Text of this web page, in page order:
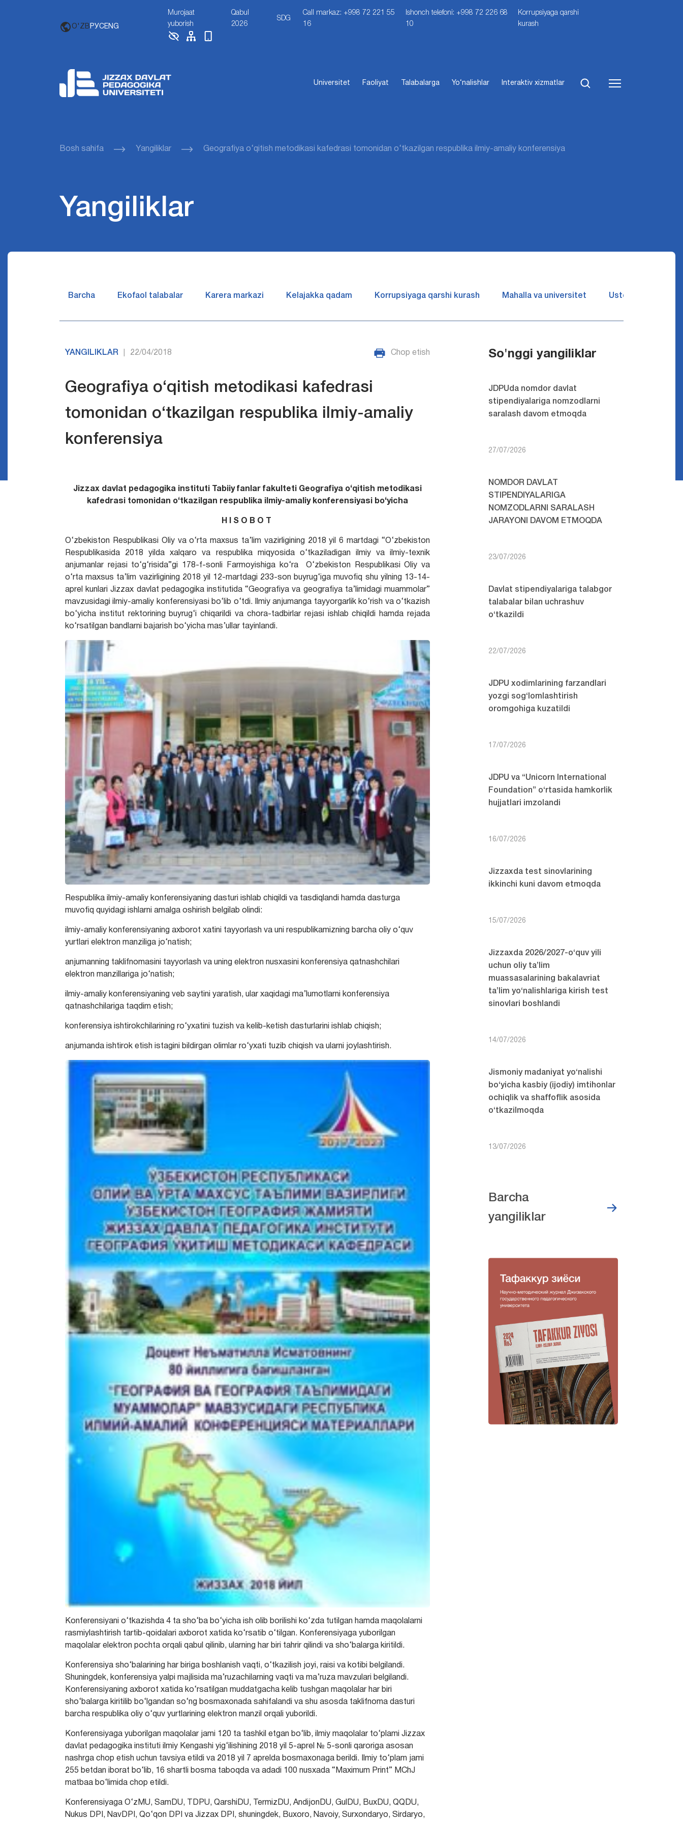
O'ZB РУСENG
Murojaat
yuborish
Qabul
2026
SDG
Call markaz: +998 72 221 55
16
Ishonch telefoni: +998 72 226 68
10
Korrupsiyaga qarshi
kurash
Universitet Faoliyat Talabalarga Yo‘nalishlar Interaktiv xizmatlar
Bosh sahifa Yangiliklar Geografiya o‘qitish metodikasi kafedrasi tomonidan o‘tkazilgan respublika ilmiy-amaliy konferensiya
Yangiliklar
Barcha Ekofaol talabalar Karera markazi Kelajakka qadam Korrupsiyaga qarshi kurash Mahalla va universitet Ustozlar suhbatin
YANGILIKLAR 22/04/2018 Chop etish
Geografiya o‘qitish metodikasi kafedrasi
tomonidan o‘tkazilgan respublika ilmiy-amaliy
konferensiya
Jizzax davlat pedagogika instituti Tabiiy fanlar fakulteti Geografiya o‘qitish metodikasi
kafedrasi tomonidan o‘tkazilgan respublika ilmiy-amaliy konferensiyasi bo‘yicha
H I S O B O T
O‘zbekiston Respublikasi Oliy va o‘rta maxsus ta’lim vazirligining 2018 yil 6 martdagi “O‘zbekiston
Respublikasida 2018 yilda xalqaro va respublika miqyosida o‘tkaziladigan ilmiy va ilmiy-texnik
anjumanlar rejasi to‘g‘risida”gi 178-f-sonli Farmoyishiga ko‘ra O‘zbekiston Respublikasi Oliy va
o‘rta maxsus ta’lim vazirligining 2018 yil 12-martdagi 233-son buyrug‘iga muvofiq shu yilning 13-14-
aprel kunlari Jizzax davlat pedagogika institutida “Geografiya va geografiya ta’limidagi muammolar”
mavzusidagi
ilmiy-amaliy konferensiyasi bo‘lib o‘tdi. Ilmiy anjumanga tayyorgarlik ko‘rish va o‘tkazish
bo‘yicha institut rektorining buyrug‘i chiqarildi va chora-tadbirlar rejasi ishlab chiqildi hamda rejada
ko‘rsatilgan bandlarni bajarish bo‘yicha mas’ullar tayinlandi.
Respublika ilmiy-amaliy konferensiyaning dasturi ishlab chiqildi va tasdiqlandi hamda dasturga
muvofiq quyidagi ishlarni amalga oshirish belgilab olindi:
ilmiy-amaliy konferensiyaning axborot xatini tayyorlash va uni respublikamizning barcha oliy o‘quv
yurtlari elektron manziliga jo‘natish;
anjumanning taklifnomasini tayyorlash va uning elektron nusxasini konferensiya qatnashchilari
elektron manzillariga jo‘natish;
ilmiy-amaliy konferensiyaning veb saytini yaratish, ular xaqidagi ma’lumotlarni konferensiya
qatnashchilariga taqdim etish;
konferensiya ishtirokchilarining ro‘yxatini tuzish va kelib-ketish dasturlarini ishlab chiqish;
anjumanda ishtirok etish istagini bildirgan olimlar ro‘yxati tuzib chiqish va ularni joylashtirish.
Konferensiyani o‘tkazishda 4 ta sho‘ba bo‘yicha ish olib borilishi ko‘zda tutilgan hamda maqolalarni
rasmiylashtirish tartib-qoidalari axborot xatida ko‘rsatib o‘tilgan. Konferensiyaga yuborilgan
maqolalar elektron pochta orqali qabul qilinib, ularning har biri tahrir qilindi va sho‘balarga kiritildi.
Konferensiya sho‘balarining har biriga boshlanish vaqti, o‘tkazilish joyi, raisi va kotibi belgilandi.
Shuningdek, konferensiya yalpi majlisida ma’ruzachilarning vaqti va ma’ruza mavzulari belgilandi.
Konferensiyaning axborot xatida ko‘rsatilgan muddatgacha kelib tushgan maqolalar har biri
sho‘balarga kiritilib bo‘lgandan so‘ng bosmaxonada sahifalandi va shu asosda taklifnoma dasturi
barcha respublika oliy o‘quv yurtlarining elektron manzil orqali yuborildi.
Konferensiyaga yuborilgan maqolalar jami 120 ta tashkil etgan bo‘lib, ilmiy maqolalar to‘plami Jizzax
davlat pedagogika instituti ilmiy Kengashi yig‘ilishining 2018 yil 5-aprel № 5-sonli qaroriga asosan
nashrga chop etish uchun tavsiya etildi va 2018 yil 7 aprelda bosmaxonaga berildi. Ilmiy to‘plam jami
255 betdan iborat bo‘lib, 16 shartli bosma taboqda va adadi 100 nusxada “Maximum Print” MChJ
matbaa bo‘limida chop etildi.
Konferensiyaga O‘zMU, SamDU, TDPU, QarshiDU, TermizDU, AndijonDU, GulDU, BuxDU, QQDU,
Nukus DPI, NavDPI, Qo‘qon DPI va Jizzax DPI, shuningdek, Buxoro, Navoiy, Surxondaryo, Sirdaryo,
So'nggi yangiliklar
JDPUda nomdor davlat
stipendiyalariga nomzodlarni
saralash davom etmoqda
27/07/2026
NOMDOR DAVLAT
STIPENDIYALARIGA
NOMZODLARNI SARALASH
JARAYONI DAVOM ETMOQDA
23/07/2026
Davlat stipendiyalariga talabgor
talabalar bilan uchrashuv
o‘tkazildi
22/07/2026
JDPU xodimlarining farzandlari
yozgi sog‘lomlashtirish
oromgohiga kuzatildi
17/07/2026
JDPU va “Unicorn International
Foundation” o‘rtasida hamkorlik
hujjatlari imzolandi
16/07/2026
Jizzaxda test sinovlarining
ikkinchi kuni davom etmoqda
15/07/2026
Jizzaxda 2026/2027-o‘quv yili
uchun oliy ta’lim
muassasalarining bakalavriat
ta’lim yo‘nalishlariga kirish test
sinovlari boshlandi
14/07/2026
Jismoniy madaniyat yo‘nalishi
bo‘yicha kasbiy (ijodiy) imtihonlar
ochiqlik va shaffoflik asosida
o‘tkazilmoqda
13/07/2026
Barcha
yangiliklar